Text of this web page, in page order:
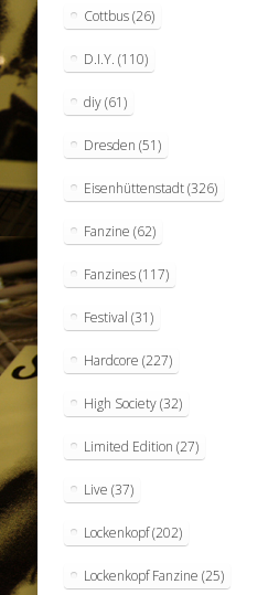
Cottbus(26)
D.I.Y. (110)
diy(61)
Dresden (51)
Eisenhüttenstadt(326)
Fanzine (62)
Fanzines(117)
Festival (31)
Hardcore (227)
High Society(32)
Limited Edition (27)
Live (37)
Lockenkopf(202)
Lockenkopf Fanzine (25)